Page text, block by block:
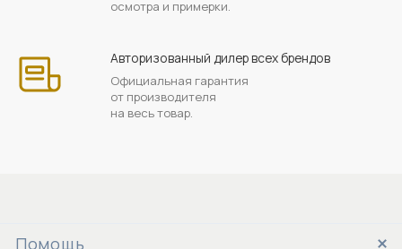
осмотра и примерки.
Авторизованный дилер всех брендов
Официальная гарантия
от производителя
на весь товар.
Помощь